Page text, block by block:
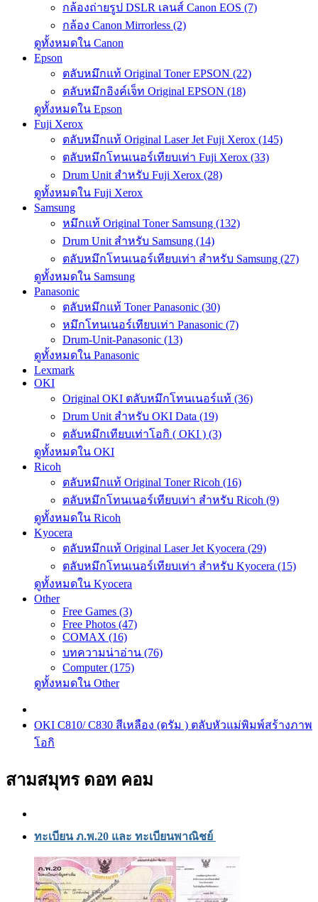
กล้องถ่ายรูป DSLR เลนส์ Canon EOS (7)
กล้อง Canon Mirrorless (2)
ดูทั้งหมดใน Canon
Epson
ตลับหมึกแท้ Original Toner EPSON (22)
ตลับหมึกอิงค์เจ็ท Original EPSON (18)
ดูทั้งหมดใน Epson
Fuji Xerox
ตลับหมึกแท้ Original Laser Jet Fuji Xerox (145)
ตลับหมึกโทนเนอร์เทียบเท่า Fuji Xerox (33)
Drum Unit สำหรับ Fuji Xerox (28)
ดูทั้งหมดใน Fuji Xerox
Samsung
หมึกแท้ Original Toner Samsung (132)
Drum Unit สำหรับ Samsung (14)
ตลับหมึกโทนเนอร์เทียบเท่า สำหรับ Samsung (27)
ดูทั้งหมดใน Samsung
Panasonic
ตลับหมึกแท้ Toner Panasonic (30)
หมึกโทนเนอร์เทียบเท่า Panasonic (7)
Drum-Unit-Panasonic (13)
ดูทั้งหมดใน Panasonic
Lexmark
OKI
Original OKI ตลับหมึกโทนเนอร์แท้ (36)
Drum Unit สำหรับ OKI Data (19)
ตลับหมึกเทียบเท่าโอกิ ( OKI ) (3)
ดูทั้งหมดใน OKI
Ricoh
ตลับหมึกแท้ Original Toner Ricoh (16)
ตลับหมึกโทนเนอร์เทียบเท่า สำหรับ Ricoh (9)
ดูทั้งหมดใน Ricoh
Kyocera
ตลับหมึกแท้ Original Laser Jet Kyocera (29)
ตลับหมึกโทนเนอร์เทียบเท่า สำหรับ Kyocera (15)
ดูทั้งหมดใน Kyocera
Other
Free Games (3)
Free Photos (47)
COMAX (16)
บทความน่าอ่าน (76)
Computer (175)
ดูทั้งหมดใน Other
OKI C810/ C830 สีเหลือง (ดรัม ) ตลับหัวแม่พิมพ์สร้างภาพ
โอกิ
สามสมุทร ดอท คอม
ทะเบียน ภ.พ.20 และ ทะเบียนพาณิชย์